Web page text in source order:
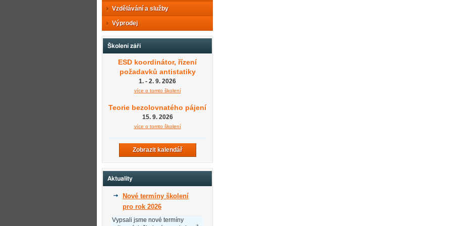
Vzdělávání a služby
Výprodej
Školení září
ESD koordinátor, řízení
požadavků antistatiky
1. - 2. 9. 2026
více o tomto školení
Teorie bezolovnatého pájení
15. 9. 2026
více o tomto školení
Zobrazit kalendář
Aktuality
Nové termíny školení
pro rok 2026
Vypsali jsme nové termíny